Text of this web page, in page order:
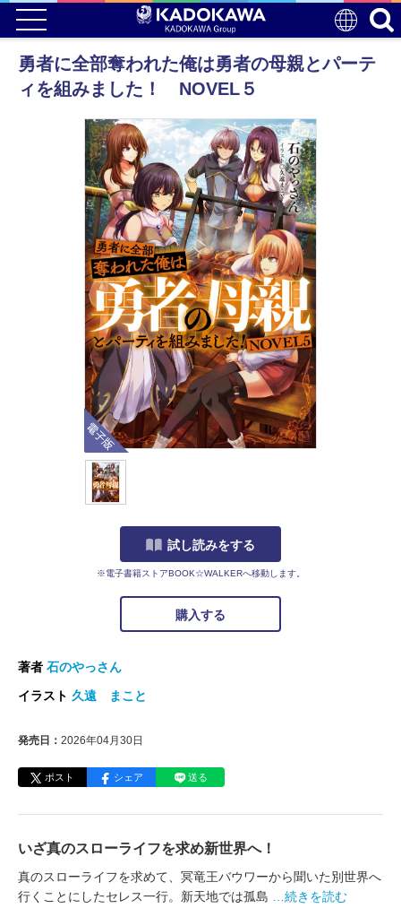
勇者に全部奪われた俺は勇者の母親とパーテ
ィを組みました！ NOVEL５
電子版
試し読みをする
※電子書籍ストアBOOK☆WALKERへ移動します。
購入する
著者 石のやっさん
イラスト 久遠 まこと
発売日： 2026年04月30日
ポスト シェア 送る
いざ真のスローライフを求め新世界へ！
真のスローライフを求めて、冥竜王バウワーから聞いた別世界へ
行くことにしたセレス一行。新天地では孤島
…続きを読む